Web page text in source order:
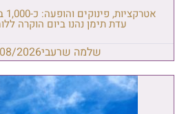
עדת תימן נהנו ביום הוקרה
שלמה שרעבי2026